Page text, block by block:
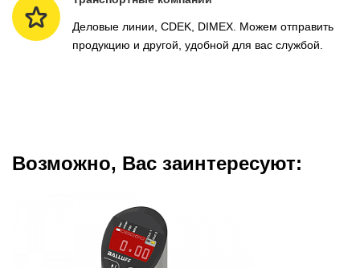
Деловые линии, CDEK, DIMEX. Можем отправить
продукцию и другой, удобной для вас службой.
Возможно, Вас заинтересуют: